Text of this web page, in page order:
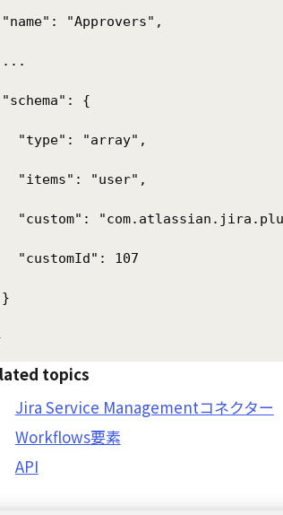
"name": "Approvers",
...
"schema": {
"type": "array",
"items": "user",
"custom":
"customId": 107
}
topics
Jira Service Managementコネクター
Workflows要素
API